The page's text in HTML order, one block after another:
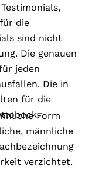
die
sind nicht
Die genauen
jeden
Die in
für die
Form
männliche
verzichtet.